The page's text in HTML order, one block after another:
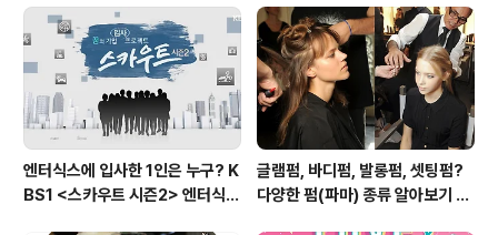
용주 조민호 / 인수(마이네임) 파크에비뉴 엔터식스 한양대
점 오픈 스튜디오에서는 매주 수요일 , 매주 목요일엔 가 생
방송으로 진행됩니다. 방송 시간에 맞춰 오픈 스튜디오 앞
에 방..
엔터식스에 입사한 1인은 누구? K
BS1 <스카우트 시즌2> 엔터식스
글램펌, 바디펌, 발롱펌, 셋팅펌?
다양한 펌(파마) 종류 알아보기 여